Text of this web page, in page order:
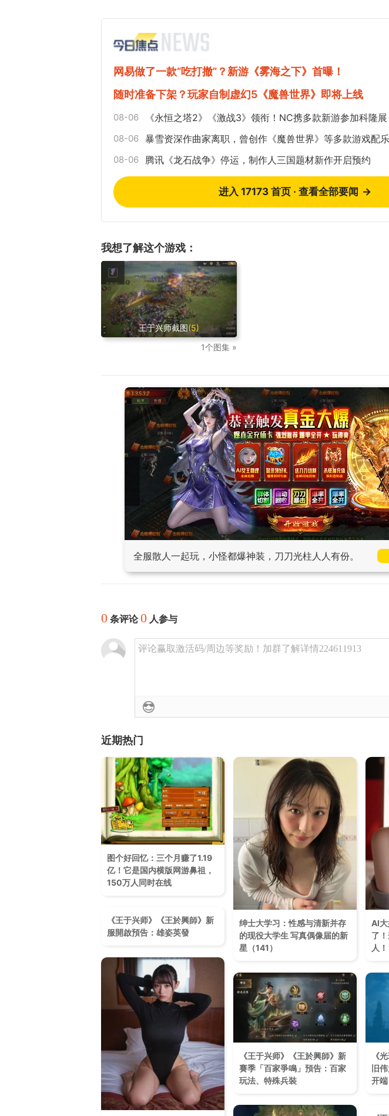
网易做了一款“吃打撤”？新游《雾海之下》首曝！
随时准备下架？玩家自制虚幻5《魔兽世界》即将上线
08-06 《永恒之塔2》《激战3》领衔！NC携多款新游参加科隆展
08-06 暴雪资深作曲家离职，曾创作《魔兽世界》等多款游戏配乐
08-06 腾讯《龙石战争》停运，制作人三国题材新作开启预约
进入 17173 首页 · 查看全部要闻 →
我想了解这个游戏：
王于兴师截图(5)
1个图集 »
全服散人一起玩，小怪都爆神装，刀刀光柱人人有份。
0 条评论0 人参与
评论赢取激活码/周边等奖励！加群了解详情224611913
近期热门
图个好回忆：三个月赚了1.19
亿！它是国内横版网游鼻祖，
150万人同时在线
绅士大学习：性感与清新并存
的现役大学生 写真偶像届的新
星（141）
AI
了
人
《王于兴师》《王於興師》新
服開啟預告：雄姿英發
《王于兴师》《王於興師》新
賽季「百家爭鳴」預告：百家
玩法、特殊兵裝
《
旧
开端